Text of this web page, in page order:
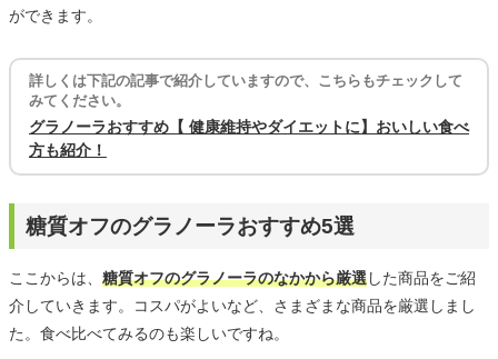
ができます。
詳しくは下記の記事で紹介していますので、こちらもチェックして
みてください。
グラノーラおすすめ【 健康維持やダイエットに】おいしい食べ
方も紹介！
糖質オフのグラノーラおすすめ5選
ここからは、 糖質オフのグラノーラのなかから厳選した商品をご紹
介していきます。コスパがよいなど、さまざまな商品を厳選しまし
た。食べ比べてみるのも楽しいですね。